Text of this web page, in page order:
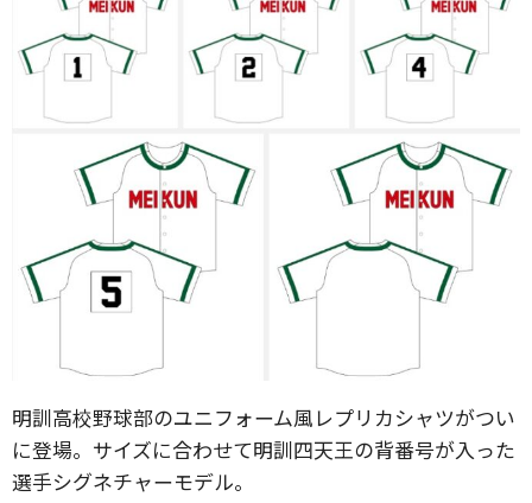
明訓高校野球部のユニフォーム風レプリカシャツがつい
に登場。サイズに合わせて明訓四天王の背番号が入った
選手シグネチャーモデル。